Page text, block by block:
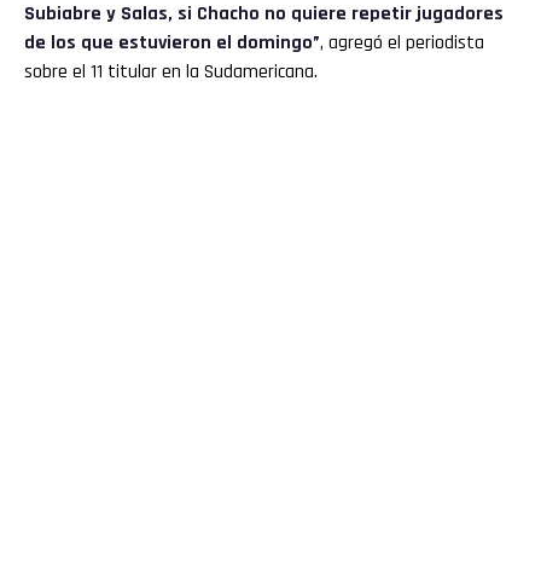
Subiabre y Salas, si Chacho no quiere repetir jugadores
de los que estuvieron el domingo”, agregó el periodista
sobre el 11 titular en la Sudamericana.